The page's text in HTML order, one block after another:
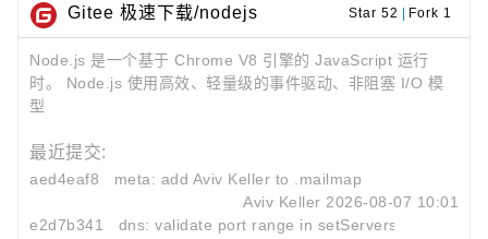
Gitee 极速下载/nodejs Star 52 Fork 1
Node.js 是一个基于 Chrome V8 引擎的 JavaScript 运行
时。 Node.js 使用高效、轻量级的事件驱动、非阻塞 I/O 模
型
最近提交:
aed4eaf8 meta: add Aviv Keller to
.mailmap
Aviv Keller 2026-08-07 10:01
e2d7b341
dns: validate port range in setServers()